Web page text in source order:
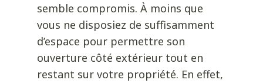
semble compromis. À moins que
vous ne disposiez de suffisamment
d’espace pour permettre son
ouverture côté extérieur tout en
restant sur votre propriété. En effet,